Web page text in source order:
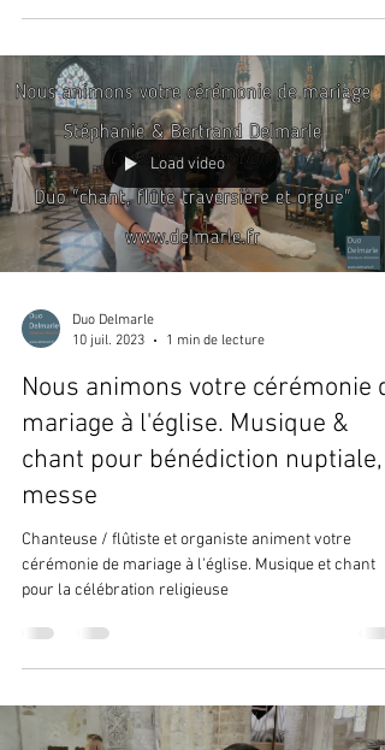
Load video
Duo Delmarle
10 juil. 2023
1 min de lecture
Nous animons votre cérémonie
mariage à l'église. Musique &
chant pour bénédiction nuptiale,
messe
Chanteuse / flûtiste et organiste animent votre
cérémonie de mariage à l'église. Musique et chant
pour la célébration religieuse